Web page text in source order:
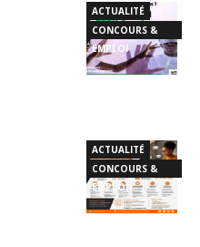
ACTUALITÉ
CONCOURS &
EMPLOI
ACTUALITÉ
CONCOURS &
EMPLOI